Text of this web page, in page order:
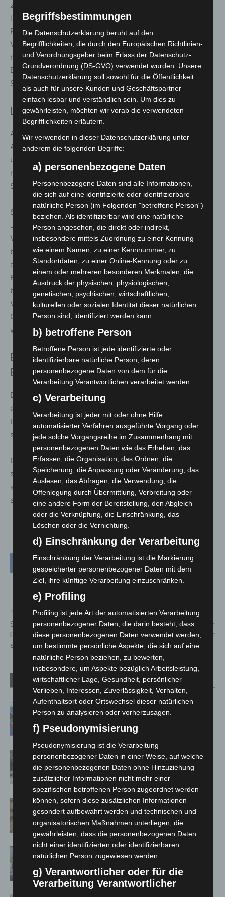
zum Austausch. Zwei Tage später, am
lädt die Freiwilligenagentur zum Workshop „Vielfalt und
Respekt“ ein. „In einer Zeit, in der gesellschaftliche
Vielfalt zunehmend sichtbar wird, kommt dem
respektvollen Umgang im Ehrenamt eine besondere
Bedeutung zu“, betont Ehrenamtsmanagerin Annika
Stegmaier.
Literatur, Poesie und neue Perspektiven
Auch Literatur und Diskussionen kommen nicht zu kurz.
AmMontag, 22. September, präsentieren Schülerinnen
und Schüler des Gymnasiums Langenhagen ihre Texte
rund um kulturelle Vielfalt – erarbeitet mit dem Poetry
Slammer Matti Linke.
Spannende Impulse verspricht der Vortrag des Autors
Johannes Balve amMittwoch, 24. September
VHS. Unter dem Titel „Zwischen Faszination & Irritation“
berichtet er von seinen Erfahrungen in Japan und lädt
das Publikum zum Gespräch über eigene
Fremdheitserfahrungen ein. Den Abschluss der Woche
bildet amSamstag, 27. September,ein interaktiver
Vortrag der Trainerin Frédérique Anthierens zum Thema
Critical Whiteness – ein Beitrag, um Perspektiven zu
wechseln und Rassismus besser zu verstehen.
Einladung an alle Bürgerinnen und
Bürger
Die Interkulturelle Woche in Langenhagen macht Vielfalt
erlebbar – mit Begegnungen, kulturellen Highlights,
Impulsen und Mitmachangeboten. Alle Veranstaltungen
sind kostenfrei und offen für alle Interessierten.
Das gesamte Programm sowie weitere Informationen
sind online unterwww.langenhagen.de/interkulturelle-
woche-langenhagen-2025sowie im Rathaus und bei
allen Kooperationspartnerinnen und -partnern erhältlich.
Vorheriger Artikel
Sanierung von Geh- und
Radweg in Alt-Godshorn
startet am 25. September
Nächster Artikel
Gleisbauarbeiten am Berliner
Platz starten im Oktober
Verwandte Artikel Mehr vom Autor
Mann läuft mit Hockeyschläger über
A7 – Polizei sucht Zeugen
Gasleitung bei McDonald’s-Umbau in
Langenhagen beschädigt
Hannover Klassik Open Air 2026:
Französische Oper im Maschpark
Langenhagen: Autofahrer mit 3,17
Begriffsbestimmungen
Die Datenschutzerklärung beruht auf den
Begrifflichkeiten, die durch den Europäischen Richtlinien-
und Verordnungsgeber beim Erlass der Datenschutz-
Grundverordnung (DS-GVO) verwendet wurden. Unsere
Datenschutzerklärung soll sowohl für die Öffentlichkeit
als auch für unsere Kunden und Geschäftspartner
einfach lesbar und verständlich sein. Um dies zu
gewährleisten, möchten wir vorab die verwendeten
Begrifflichkeiten erläutern.
Wir verwenden in dieser Datenschutzerklärung unter
anderem die folgenden Begriffe:
a) personenbezogene Daten
Personenbezogene Daten sind alle Informationen,
die sich auf eine identifizierte oder identifizierbare
natürliche Person (im Folgenden "betroffene Person")
beziehen. Als identifizierbar wird eine natürliche
Person angesehen, die direkt oder indirekt,
insbesondere mittels Zuordnung zu einer Kennung
wie einem Namen, zu einer Kennnummer, zu
Standortdaten, zu einer Online-Kennung oder zu
einem oder mehreren besonderen Merkmalen, die
Ausdruck der physischen, physiologischen,
genetischen, psychischen, wirtschaftlichen,
kulturellen oder sozialen Identität dieser natürlichen
Person sind, identifiziert werden kann.
b) betroffene Person
Betroffene Person ist jede identifizierte oder
identifizierbare natürliche Person, deren
personenbezogene Daten von dem für die
Verarbeitung Verantwortlichen verarbeitet werden.
c) Verarbeitung
Verarbeitung ist jeder mit oder ohne Hilfe
automatisierter Verfahren ausgeführte Vorgang oder
jede solche Vorgangsreihe im Zusammenhang mit
personenbezogenen Daten wie das Erheben, das
Erfassen, die Organisation, das Ordnen, die
Speicherung, die Anpassung oder Veränderung, das
Auslesen, das Abfragen, die Verwendung, die
Offenlegung durch Übermittlung, Verbreitung oder
eine andere Form der Bereitstellung, den Abgleich
oder die Verknüpfung, die Einschränkung, das
Löschen oder die Vernichtung.
d) Einschränkung der Verarbeitung
Einschränkung der Verarbeitung ist die Markierung
gespeicherter personenbezogener Daten mit dem
Ziel, ihre künftige Verarbeitung einzuschränken.
e) Profiling
Profiling ist jede Art der automatisierten Verarbeitung
personenbezogener Daten, die darin besteht, dass
diese personenbezogenen Daten verwendet werden,
um bestimmte persönliche Aspekte, die sich auf eine
natürliche Person beziehen, zu bewerten,
insbesondere, um Aspekte bezüglich Arbeitsleistung,
wirtschaftlicher Lage, Gesundheit, persönlicher
Vorlieben, Interessen, Zuverlässigkeit, Verhalten,
Aufenthaltsort oder Ortswechsel dieser natürlichen
Person zu analysieren oder vorherzusagen.
f) Pseudonymisierung
Pseudonymisierung ist die Verarbeitung
personenbezogener Daten in einer Weise, auf welche
die personenbezogenen Daten ohne Hinzuziehung
zusätzlicher Informationen nicht mehr einer
spezifischen betroffenen Person zugeordnet werden
können, sofern diese zusätzlichen Informationen
gesondert aufbewahrt werden und technischen und
organisatorischen Maßnahmen unterliegen, die
gewährleisten, dass die personenbezogenen Daten
nicht einer identifizierten oder identifizierbaren
natürlichen Person zugewiesen werden.
g) Verantwortlicher oder für die
Verarbeitung Verantwortlicher